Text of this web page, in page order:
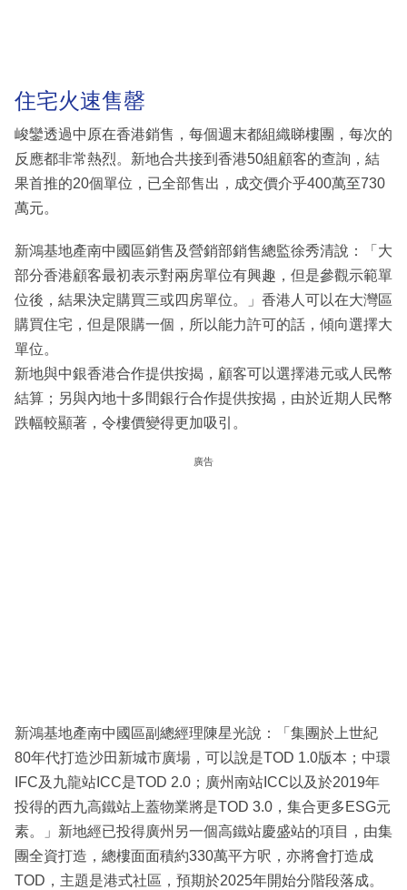
住宅火速售罄
峻鑾透過中原在香港銷售，每個週末都組織睇樓團，每次的
反應都非常熱烈。新地合共接到香港50組顧客的查詢，結
果首推的20個單位，已全部售出，成交價介乎400萬至730
萬元。
新鴻基地產南中國區銷售及營銷部銷售總監徐秀清說：「大
部分香港顧客最初表示對兩房單位有興趣，但是參觀示範單
位後，結果決定購買三或四房單位。」香港人可以在大灣區
購買住宅，但是限購一個，所以能力許可的話，傾向選擇大
單位。
新地與中銀香港合作提供按揭，顧客可以選擇港元或人民幣
結算；另與內地十多間銀行合作提供按揭，由於近期人民幣
跌幅較顯著，令樓價變得更加吸引。
廣告
新鴻基地產南中國區副總經理陳星光說：「集團於上世紀
80年代打造沙田新城市廣場，可以說是TOD 1.0版本；中環
IFC及九龍站ICC是TOD 2.0；廣州南站ICC以及於2019年
投得的西九高鐵站上蓋物業將是TOD 3.0，集合更多ESG元
素。」新地經已投得廣州另一個高鐵站慶盛站的項目，由集
團全資打造，總樓面面積約330萬平方呎，亦將會打造成
TOD，主題是港式社區，預期於2025年開始分階段落成。